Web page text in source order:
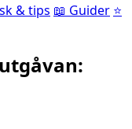
& tips 📖 Guider ⭐